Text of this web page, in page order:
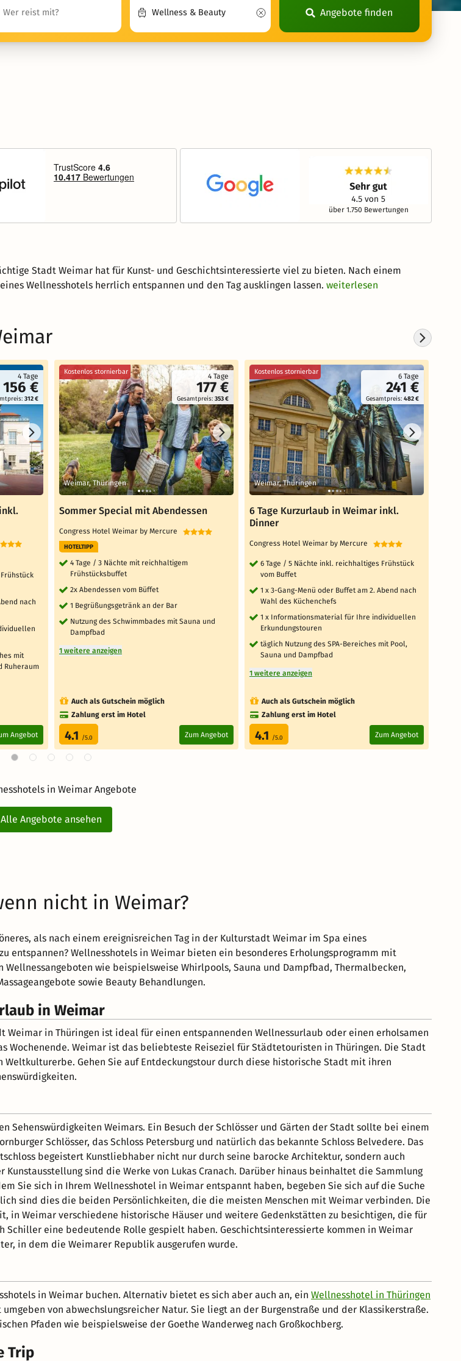
Angebote finden
über 1.750 Bewertungen
Stadt Weimar hat für Kunst- und Geschichtsinteressierte viel zu bieten. Nach einem
Wellnesshotels herrlich entspannen und den Tag ausklingen lassen. weiterlesen
4 Tage
156 €
312 €
nach
mit
Ruheraum
Angebot
4 Tage
177 €
Gesamtpreis: 353 €
Kostenlos stornierbar
Weimar, Thüringen
Sommer Special mit Abendessen
Congress Hotel Weimar by Mercure
HOTELTIPP
4 Tage / 3 Nächte mit reichhaltigem
Frühstücksbuffet
2x Abendessen vom Büffet
1 Begrüßungsgetränk an der Bar
Nutzung des Schwimmbades mit Sauna und
Dampfbad
1 weitere anzeigen
Auch als Gutschein möglich
Zahlung erst im Hotel
4.1 /5.0 Zum Angebot
6 Tage
241 €
Gesamtpreis: 482 €
Kostenlos stornierbar
Weimar, Thüringen
6 Tage Kurzurlaub in Weimar inkl.
Dinner
Congress Hotel Weimar by Mercure
6 Tage / 5 Nächte inkl. reichhaltiges Frühstück
vom Buffet
1 x 3-Gang-Menü oder Buffet am 2. Abend nach
Wahl des Küchenchefs
1 x Informationsmaterial für Ihre individuellen
Erkundungstouren
täglich Nutzung des SPA-Bereiches mit Pool,
Sauna und Dampfbad
1 weitere anzeigen
Auch als Gutschein möglich
Zahlung erst im Hotel
4.1 /5.0 Zum Angebot
in Weimar Angebote
Alle Angebote ansehen
nicht in Weimar?
als nach einem ereignisreichen Tag in der Kulturstadt Weimar im Spa eines
entspannen? Wellnesshotels in Weimar bieten ein besonderes Erholungsprogramm mit
Wellnessangeboten wie beispielsweise Whirlpools, Sauna und Dampfbad, Thermalbecken,
sowie Beauty Behandlungen.
in Weimar
Weimar in Thüringen ist ideal für einen entspannenden Wellnessurlaub oder einen erholsamen
Wochenende. Weimar ist das beliebteste Reiseziel für Städtetouristen in Thüringen. Die Stadt
Weltkulturerbe. Gehen Sie auf Entdeckungstour durch diese historische Stadt mit ihren
Weimars. Ein Besuch der Schlösser und Gärten der Stadt sollte bei einem
Schlösser, das Schloss Petersburg und natürlich das bekannte Schloss Belvedere. Das
begeistert Kunstliebhaber nicht nur durch seine barocke Architektur, sondern auch
sind die Werke von Lukas Cranach. Darüber hinaus beinhaltet die Sammlung
Sie sich in Ihrem Wellnesshotel in Weimar entspannt haben, begeben Sie sich auf die Suche
sind dies die beiden Persönlichkeiten, die die meisten Menschen mit Weimar verbinden. Die
in Weimar verschiedene historische Häuser und weitere Gedenkstätten zu besichtigen, die für
Schiller eine bedeutende Rolle gespielt haben. Geschichtsinteressierte kommen in Weimar
in dem die Weimarer Republik ausgerufen wurde.
in Weimar buchen. Alternativ bietet es sich aber auch an, ein Wellnesshotel in Thüringen
von abwechslungsreicher Natur. Sie liegt an der Burgenstraße und der Klassikerstraße.
Pfaden wie beispielsweise der Goethe Wanderweg nach Großkochberg.
Trip